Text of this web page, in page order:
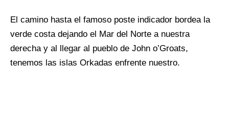
El camino hasta el famoso poste indicador bordea la
verde costa dejando el Mar del Norte a nuestra
derecha y al llegar al pueblo de John o’Groats,
tenemos las islas Orkadas enfrente nuestro.